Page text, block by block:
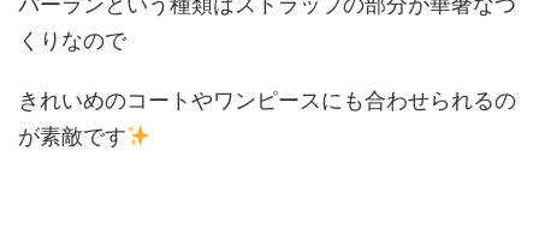
くりなので
きれいめのコートやワンピースにも合わせられるの
が素敵です